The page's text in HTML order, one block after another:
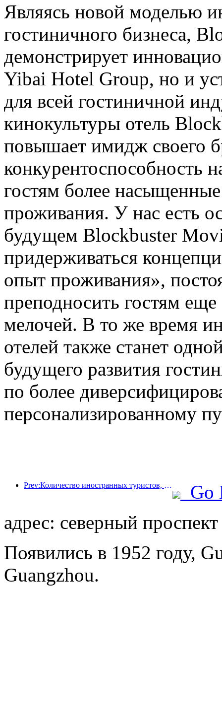
Являясь новой моделью
гостиничного бизнеса,
демонстрирует
Yibai Hotel Group, но и
для всей гостиничной
кинокультуры отель
повышает имидж своего
конкурентоспособность
гостям более
проживания. У нас есть
будущем Blockbuster
придерживаться
опыт проживания»,
преподносить гостям
мелочей. В то же время
отелей также станет
будущего развития
по более
персонализированному
Prev:Количество иностранных туристов, принятых отелями Jinjiang Hotels (Китай), выросло более чем в 9 раз по сравнению с прошлым годом
Go
адрес: северный
Появились в 1952 году,
Guangzhou.